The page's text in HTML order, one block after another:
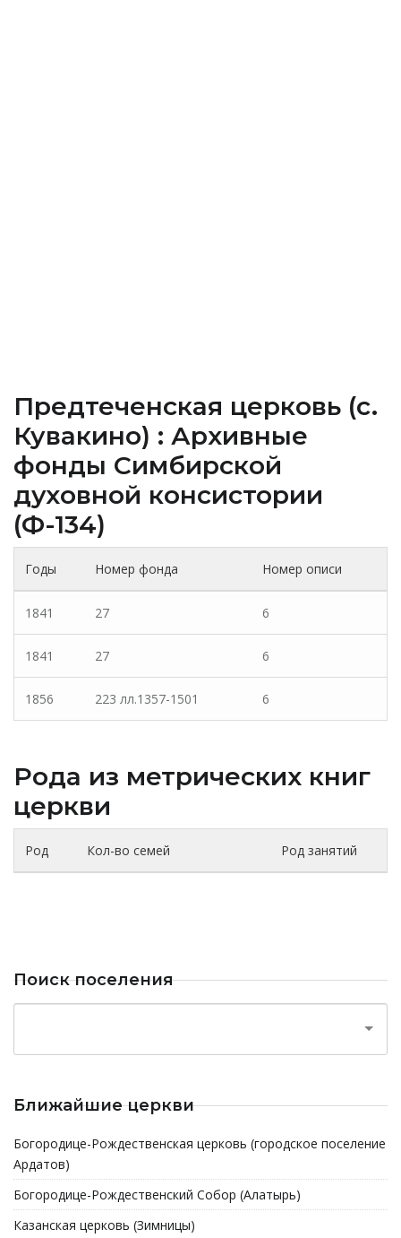
Предтеченская церковь (c.
Кувакино) : Архивные
фонды Cимбирской
духовной консистории
(Ф-134)
Годы Номер фонда Номер описи
1841 27 6
1841 27 6
1856 223 лл.1357-1501 6
Рода из метрических книг
церкви
Род Кол-во семей Род занятий
Поиск поселения
Ближайшие церкви
Богородице-Рождественская церковь (городское поселение
Ардатов)
Богородице-Рождественский Собор (Алатырь)
Казанская церковь (Зимницы)